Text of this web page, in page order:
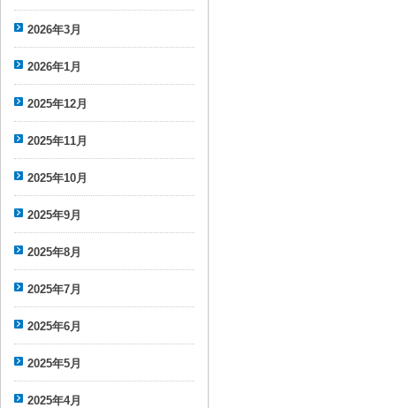
2026年3月
2026年1月
2025年12月
2025年11月
2025年10月
2025年9月
2025年8月
2025年7月
2025年6月
2025年5月
2025年4月